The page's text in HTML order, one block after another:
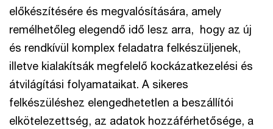
előkészítésére és megvalósítására, amely
remélhetőleg elegendő idő lesz arra, hogy az új
és rendkívül komplex feladatra felkészüljenek,
illetve kialakítsák megfelelő kockázatkezelési és
átvilágítási folyamataikat. A sikeres
felkészüléshez elengedhetetlen a beszállítói
elkötelezettség, az adatok hozzáférhetősége, a